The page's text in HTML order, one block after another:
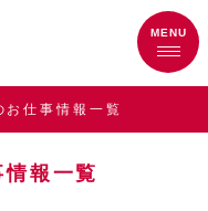
お仕事情報一覧
報一覧